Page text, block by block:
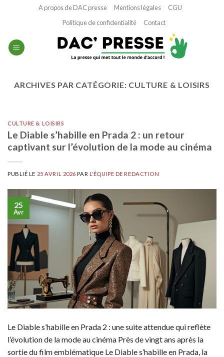
A propos de DAC presse Mentions légales
CGU
Politique de confidentialité
Contact
ARCHIVES PAR CATÉGORIE: CULTURE & LOISIRS
CULTURE & LOISIRS
Le Diable s’habille en Prada 2 : un retour
captivant sur l’évolution de la mode au cinéma
PUBLIÉ LE 25 AVRIL 2026 PAR L'ÉQUIPE DE REDACTION
25
Avr
Le Diable s’habille en Prada 2 : une suite attendue qui reflète
l’évolution de la mode au cinéma Près de vingt ans après la
sortie du film emblématique Le Diable s’habille en Prada, la